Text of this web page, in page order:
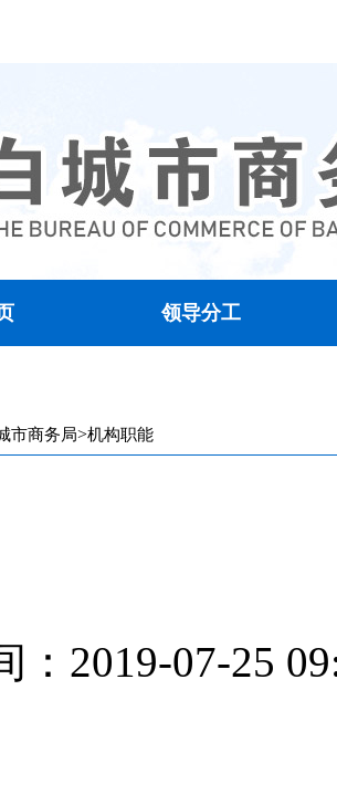
领导分工
市商务局>机构职能
：2019-07-25